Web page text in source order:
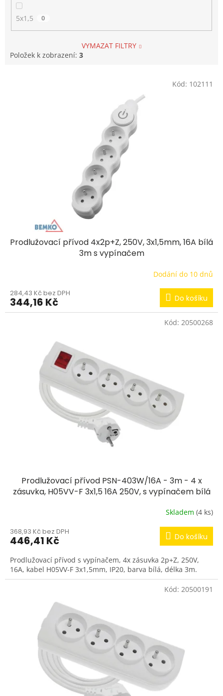
5x1,5 0
VYMAZAT FILTRY
Položek k zobrazení: 3
Prodlužovací přívod 4x2p+Z, 250V, 3x1,5mm, 16A bílá
3m s vypínačem
Dodání do 10 dnů
284,43 Kč bez DPH
344,16 Kč Do košíku
Kód: 102111
Prodlužovací přívod PSN-403W/16A - 3m - 4 x
zásuvka, H05VV-F 3x1,5 16A 250V, s vypínačem bílá
Skladem (4 ks)
368,93 Kč bez DPH
446,41 Kč Do košíku
Prodlužovací přívod s vypínačem, 4x zásuvka 2p+Z, 250V,
16A, kabel H05VV-F 3x1,5mm, IP20, barva bílá, délka 3m.
Kód: 20500268
Kód: 20500191